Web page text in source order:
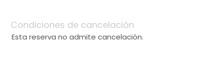
Condiciones de cancelación
Esta reserva no admite cancelación.